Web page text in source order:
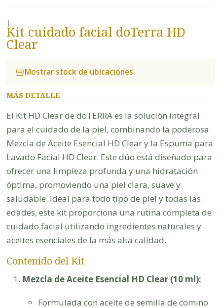
|
Kit cuidado facial doTerra HD
Clear
Mostrar stock de ubicaciones
MÁS DETALLE
El Kit HD Clear de doTERRA es la solución integral
para el cuidado de la piel, combinando la poderosa
Mezcla de Aceite Esencial HD Clear y la Espuma para
Lavado Facial HD Clear. Este dúo está diseñado para
ofrecer una limpieza profunda y una hidratación
óptima, promoviendo una piel clara, suave y
saludable. Ideal para todo tipo de piel y todas las
edades, este kit proporciona una rutina completa de
cuidado facial utilizando ingredientes naturales y
aceites esenciales de la más alta calidad.
Contenido del Kit
Mezcla de Aceite Esencial HD Clear (10 ml):
Formulada con aceite de semilla de comino